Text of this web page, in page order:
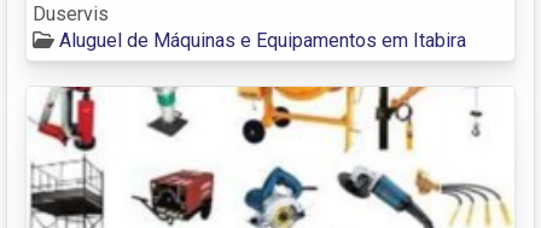
Duservis
Aluguel de Máquinas e Equipamentos em Itabira